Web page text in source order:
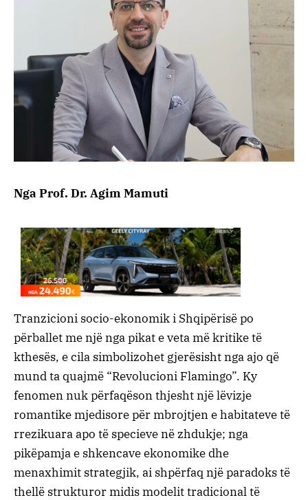
Nga Prof. Dr. Agim Mamuti
Tranzicioni socio-ekonomik i Shqipërisë po
përballet me një nga pikat e veta më kritike të
kthesës, e cila simbolizohet gjerësisht nga ajo që
mund ta quajmë “Revolucioni Flamingo”. Ky
fenomen nuk përfaqëson thjesht një lëvizje
romantike mjedisore për mbrojtjen e habitateve të
rrezikuara apo të specieve në zhdukje; nga
pikëpamja e shkencave ekonomike dhe
menaxhimit strategjik, ai shpërfaq një paradoks të
thellë strukturor midis modelit tradicional të